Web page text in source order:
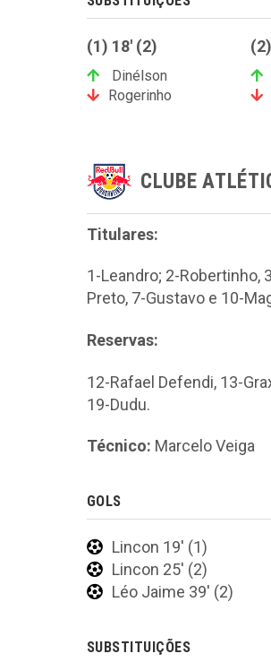
(1) 18' (2)
Dinélson
Rogerinho
CLUBE
Titulares:
1-Leandro; 2-Robertinho,
Preto, 7-Gustavo e 10-
Reservas:
12-Rafael Defendi, 13-
19-Dudu.
Técnico: Marcelo Veiga
GOLS
Lincon 19' (1)
Lincon 25' (2)
Léo Jaime 39' (2)
SUBSTITUIÇÕES